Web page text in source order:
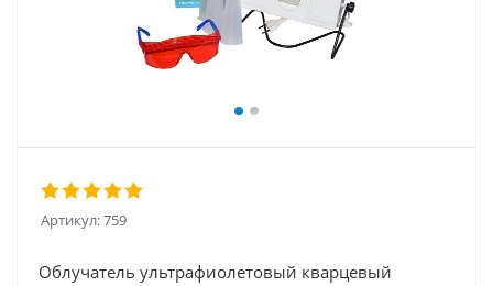
Артикул:759
Облучатель ультрафиолетовый кварцевый